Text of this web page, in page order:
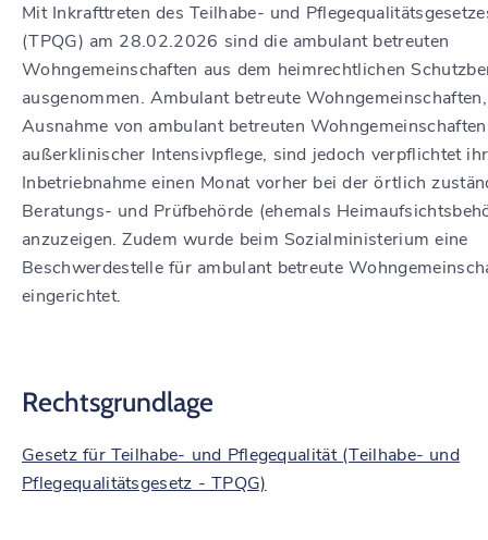
Mit Inkrafttreten des Teilhabe- und
(TPQG) am 28.02.2026 sind die ambulant betreuten
Wohngemeinschaften aus dem heimrechtlichen
ausgenommen. Ambulant betreute
Ausnahme von ambulant betreuten
außerklinischer Intensivpflege, sind jedoch verpflichtet
Inbetriebnahme einen Monat vorher bei der örtlich
Beratungs- und Prüfbehörde (ehemals
anzuzeigen. Zudem wurde beim Sozialministerium eine
Beschwerdestelle für ambulant betreute
eingerichtet.
Rechtsgrundlage
Gesetz für Teilhabe- und Pflegequalität (Teilhabe- und
Pflegequalitätsgesetz - TPQG)